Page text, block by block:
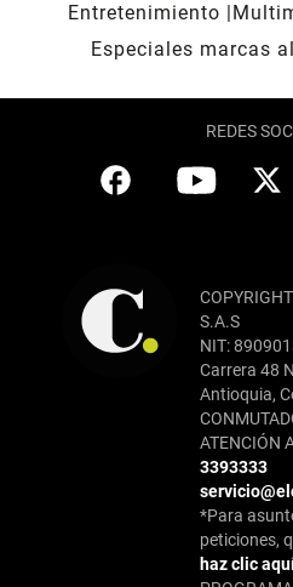
Entretenimiento
Especiales marcas
REDES
S.A.S
NIT:
Carrera 48
Antioquia,
ATENCIÓN
3393333
*Para
peticiones,
haz clic